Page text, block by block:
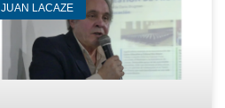
JUAN LACAZE